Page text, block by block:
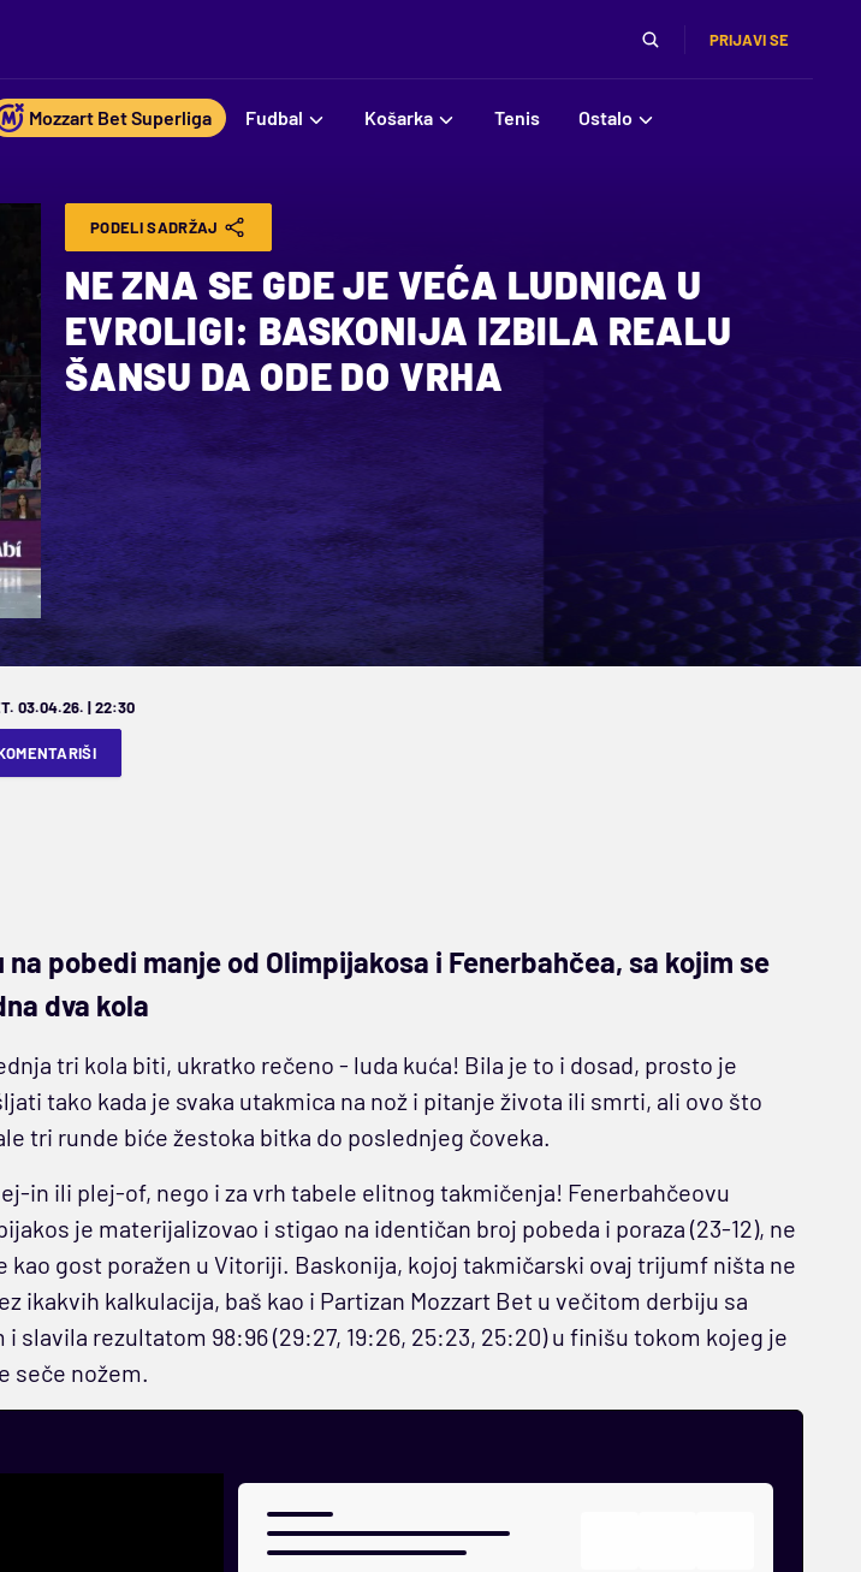
PRIJAVI SE
Mozzart Bet Superliga Fudbal Košarka Tenis Ostalo
PODELI SADRŽAJ
NE ZNA SE GDE JE VEĆA LUDNICA U
EVROLIGI: BASKONIJA IZBILA REALU
ŠANSU DA ODE DO VRHA
03.04.26. | 22:30
pobedi manje od Olimpijakosa i Fenerbahčea, sa kojim se
dva kola
tri kola biti, ukratko rečeno - luda kuća! Bila je to i dosad, prosto je
tako kada je svaka utakmica na nož i pitanje života ili smrti, ali ovo što
tri runde biće žestoka bitka do poslednjeg čoveka.
in ili plej-of, nego i za vrh tabele elitnog takmičenja! Fenerbahčeovu
je materijalizovao i stigao na identičan broj pobeda i poraza (23-12), ne
kao gost poražen u Vitoriji. Baskonija, kojoj takmičarski ovaj trijumf ništa ne
ikakvih kalkulacija, baš kao i Partizan Mozzart Bet u večitom derbiju sa
i slavila rezultatom 98:96 (29:27, 19:26, 25:23, 25:20) u finišu tokom kojeg je
seče nožem.